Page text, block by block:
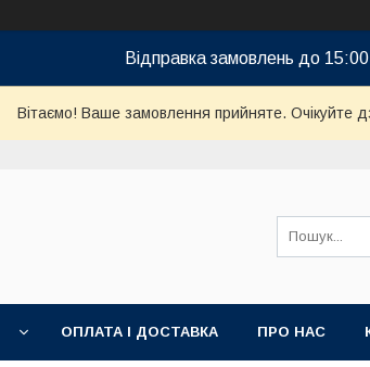
Відправка замовлень до 15:00
Вітаємо! Ваше замовлення прийняте. Очікуйте
ОПЛАТА І ДОСТАВКА ПРО НАС